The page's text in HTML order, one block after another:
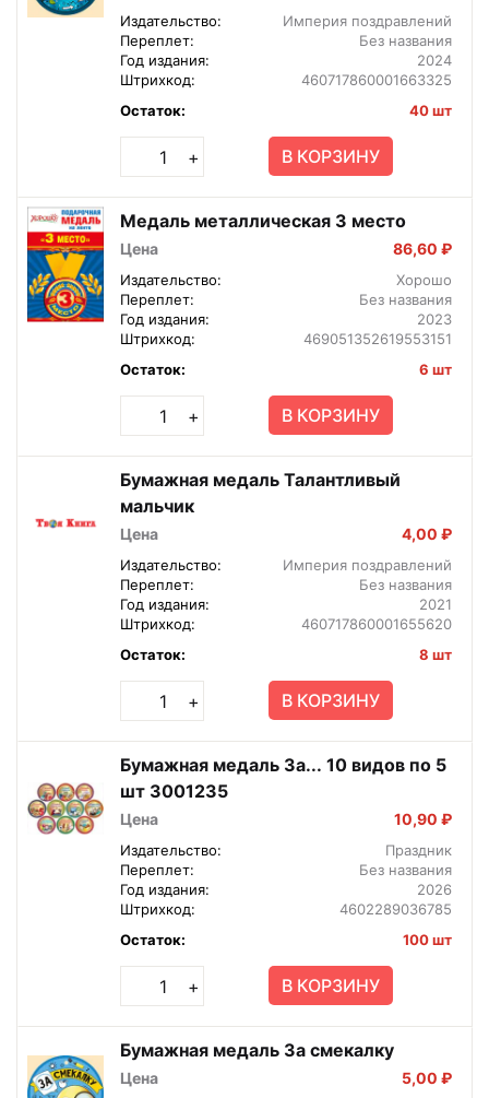
Издательство:
Империя поздравлений
Переплет:
Без названия
Год издания:
2024
Штрихкод:
460717860001663325
Остаток:
40 шт
+ В КОРЗИНУ
Медаль металлическая 3 место
Цена 86,60 ₽
Издательство:
Хорошо
Переплет:
Без названия
Год издания:
2023
Штрихкод:
469051352619553151
Остаток:
6 шт
+ В КОРЗИНУ
Бумажная медаль Талантливый
мальчик
Цена 4,00 ₽
Издательство:
Империя поздравлений
Переплет:
Без названия
Год издания:
2021
Штрихкод:
460717860001655620
Остаток:
8 шт
+ В КОРЗИНУ
Бумажная медаль За... 10 видов по 5
шт 3001235
Цена 10,90 ₽
Издательство:
Праздник
Переплет:
Без названия
Год издания:
2026
Штрихкод:
4602289036785
Остаток:
100 шт
+ В КОРЗИНУ
Бумажная медаль За смекалку
Цена 5,00 ₽